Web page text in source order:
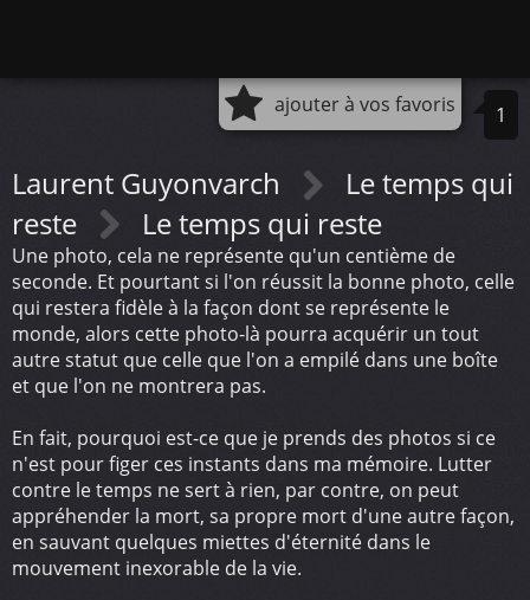
ajouter à vos favoris 1
Laurent Guyonvarch
Le temps qui
reste
Le temps qui reste
Une photo, cela ne représente qu'un centième de
seconde. Et pourtant si l'on réussit la bonne photo, celle
qui restera fidèle à la façon dont se représente le
monde, alors cette photo-là pourra acquérir un tout
autre statut que celle que l'on a empilé dans une boîte
et que l'on ne montrera pas.
En fait, pourquoi est-ce que je prends des photos si ce
n'est pour figer ces instants dans ma mémoire. Lutter
contre le temps ne sert à rien, par contre, on peut
appréhender la mort, sa propre mort d'une autre façon,
en sauvant quelques miettes d'éternité dans le
mouvement inexorable de la vie.